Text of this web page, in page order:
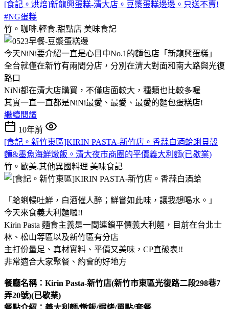
[食記。烘焙]新龍興蛋糕-清大店。豆漿蛋糕邊邊。只送不賣!
#NG蛋糕
竹。咖啡.輕食.甜點店 美味食記
今天NiNi要介紹一直是心目中No.1的麵包店「新龍興蛋糕」
全台就僅在新竹有兩間分店，分別在清大對面和南大路與光復
路口
NiNi都在清大店購買，不僅店面較大，種類也比較多喔
其實一直一直都是NiNi最愛、最愛、最愛的麵包蛋糕店!
繼續閱讀
10年前
[食記。新竹東區]KIRIN PASTA-新竹店。香蒜白酒蛤蜊貝殼
麵&墨魚海鮮燉飯。清大夜市商圈的平價義大利麵(已歇業)
竹。歐美.其他異國料理 美味食記
「蛤蜊暢吐鮮，白酒催人醉；鮮嘗如此味，讓我想喝水。」
今天來食義大利麵囉!!
Kirin Pasta 麵食主義是一間連鎖平價義大利麵，目前在台北士
林、松山等區以及新竹區有分店
主打份量足、真材實料、平價又美味，CP直破表!!
非常適合大家聚餐、約會的好地方
餐廳名稱：Kirin Pasta-新竹店(新竹市東區光復路二段298巷7
弄20號)(已歇業)